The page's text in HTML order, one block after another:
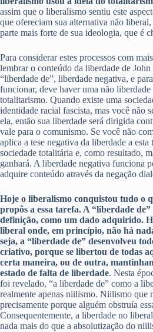
assim que o liberalismo sentiu este
que ofereciam sua alternativa não
parte mais forte de sua ideologia, que é
Para considerar estes processos com
lembrar o conteúdo da liberdade de
“liberdade de”, liberdade negativa, e
funcionar, deve haver uma não
totalitarismo. Quando existe uma
identidade racial fascista, mas você não
ela, então sua liberdade será dirigida
vale para o comunismo. Se você não
aplica a tese negativa da liberdade a esta
sociedade totalitária e, como resultado,
ganhará. A liberdade negativa funciona
adquire conteúdo através da negação
Hoje o liberalismo conquistou tudo o
propôs a essa tarefa. A “liberdade
definição, como um dado adquirido.
liberal onde, em princípio, não há
seja, a “liberdade de” desenvolveu
criativo, porque se libertou de todas
certa maneira, ou de outra,
estado de falta de liberdade. Nesta
foi revelado, “a liberdade de” como a
realmente apenas niilismo. Niilismo que
precisamente porque alguém obstruía
Consequentemente, a liberdade no
nada mais do que a absolutização do